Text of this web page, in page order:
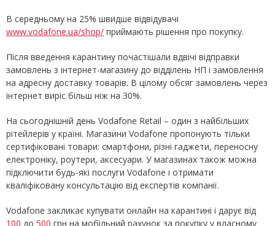
В середньому на 25% швидше відвідувачі
www.vodafone.ua/shop/ приймають рішення про покупку.
Після введення карантину почастішали вдвічі відправки
замовлень з інтернет-магазину до відділень НП і замовлення
на адресну доставку товарів. В цілому обсяг замовлень через
інтернет виріс більш ніж на 30%.
На сьогоднішній день Vodafone Retail – один з найбільших
рітейлерів у країні. Магазини Vodafone пропонують тільки
сертифіковані товари: смартфони, різні гаджети, переносну
електроніку, роутери, аксесуари. У магазинах також можна
підключити будь-які послуги Vodafone і отримати
кваліфіковану консультацію від експертів компанії.
Vodafone закликає купувати онлайн на карантині і дарує від
100 до 500 грн на мобільний рахунок за покупку у власному